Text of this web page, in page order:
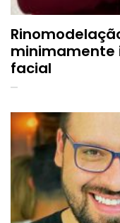
minimamente
facial